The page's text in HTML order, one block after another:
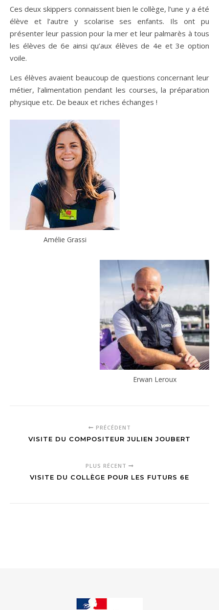
Ces deux skippers connaissent bien le collège, l’une y a été
élève et l’autre y scolarise ses enfants. Ils ont pu
présenter leur passion pour la mer et leur palmarès à tous
les élèves de 6e ainsi qu’aux élèves de 4e et 3e option
voile.
Les élèves avaient beaucoup de questions concernant leur
métier, l’alimentation pendant les courses, la préparation
physique etc. De beaux et riches échanges !
Amélie Grassi
Erwan Leroux
PRÉCÉDENT
VISITE DU COMPOSITEUR JULIEN JOUBERT
PLUS RÉCENT
VISITE DU COLLÈGE POUR LES FUTURS 6E